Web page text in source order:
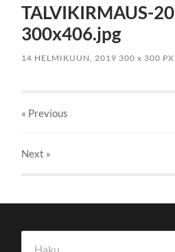
TALVIKIRMAUS-
300x406.jpg
14 HELMIKUUN, 2019 300x 300 PX
« Previous
Next »